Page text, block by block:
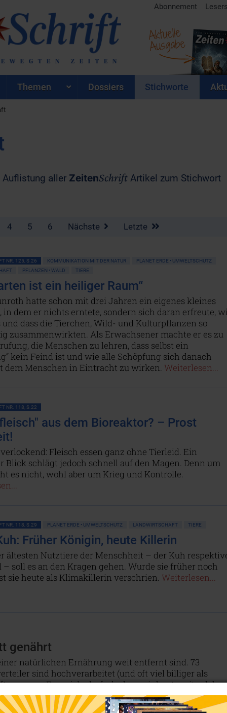
Abonnement
Aktuelle
Ausgabe
Themen Dossiers Stichworte
Auflistung aller ZeitenSchrift Artikel zum Stichwort
4 5 6 Nächste Letzte
NR. 125, S.26 KOMMUNIKATION MIT DER NATUR
PLANET ERDE • UMWELTSCHUTZ
PFLANZEN • WALD TIERE
ist ein heiliger Raum“
hatte schon mit drei Jahren ein eigenes kleines
in dem er nichts erntete, sondern sich daran erfreute,
und dass die Tierchen, Wild- und Kulturpflanzen so
zusammenwirkten. Als Erwachsener machte er es zu
die Menschen zu lehren, dass selbst ein
kein Feind ist und wie alle Schöpfung sich danach
dem Menschen in Eintracht zu wirken. Weiterlesen...
NR. 118, S.22
aus dem Bioreaktor? – Prost
Fleisch essen ganz ohne Tierleid. Ein
Blick schlägt jedoch schnell auf den Magen. Denn um
es nicht, wohl aber um Krieg und Kontrolle.
NR. 118, S.29 PLANET ERDE • UMWELTSCHUTZ LANDWIRTSCHAFT TIERE
Früher Königin, heute Killerin
ältesten Nutztiere der Menschheit – der Kuh
– soll es an den Kragen gehen. Wurde sie früher noch
sie heute als Klimakillerin verschrien. Weiterlesen...
genährt
natürlichen Ernährung weit entfernt sind. 73
sind hochverarbeitet (und oft viel billiger als
unseres Energiebedarfs decken wir heute mit
der chronischen Krankheiten in einigen Ländern
Arzt wagte den Ernährungsselbstversuch und zieht